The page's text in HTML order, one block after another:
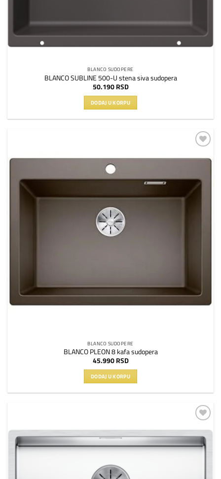
BLANCO SUDOPERE
BLANCO SUBLINE 500-U stena siva sudopera
50.190 RSD
DODAJ U KORPU
na
BLANCO SUDOPERE
BLANCO PLEON 8 kafa sudopera
45.990 RSD
DODAJ U KORPU
listu
želja